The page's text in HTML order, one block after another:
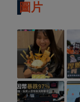
圖片